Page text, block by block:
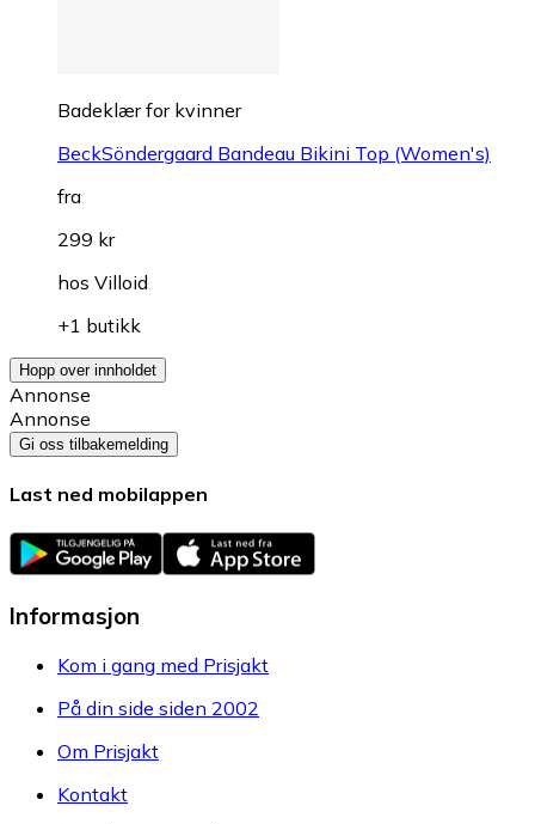
Badeklær for kvinner
BeckSöndergaard Bandeau Bikini Top (Women's)
fra
299 kr
hos Villoid
+1 butikk
Hopp over innholdet
Annonse
Annonse
Gi oss tilbakemelding
Last ned mobilappen
Informasjon
Kom i gang med Prisjakt
På din side siden 2002
Om Prisjakt
Kontakt